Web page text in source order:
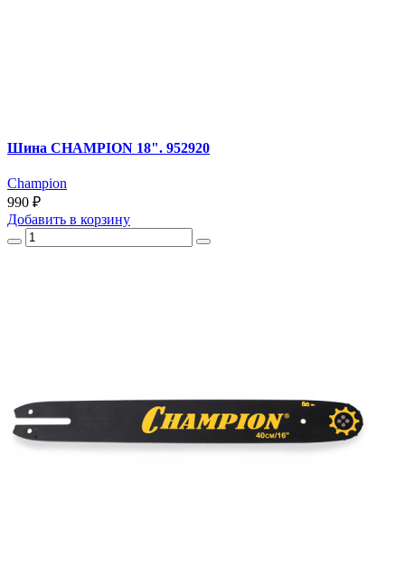
Шина CHAMPION 18". 952920
Champion
990 ₽
Добавить в корзину